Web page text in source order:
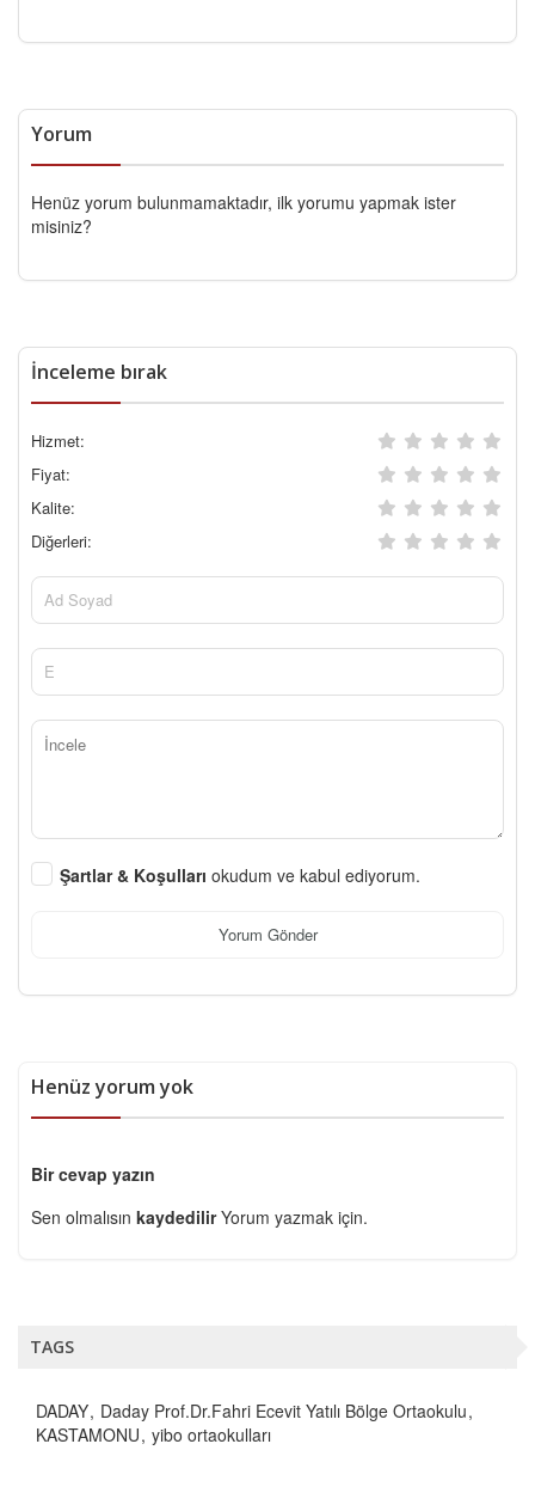
Yorum
Henüz yorum bulunmamaktadır, ilk yorumu yapmak ister
misiniz?
İnceleme bırak
Hizmet:
Fiyat:
Kalite:
Diğerleri:
Şartlar & Koşulları okudum ve kabul ediyorum.
Yorum Gönder
Henüz yorum yok
Bir cevap yazın
Sen olmalısın kaydedilirYorum yazmak için.
TAGS
DADAY Daday Prof.Dr.Fahri Ecevit Yatılı Bölge Ortaokulu
KASTAMONU yibo ortaokulları